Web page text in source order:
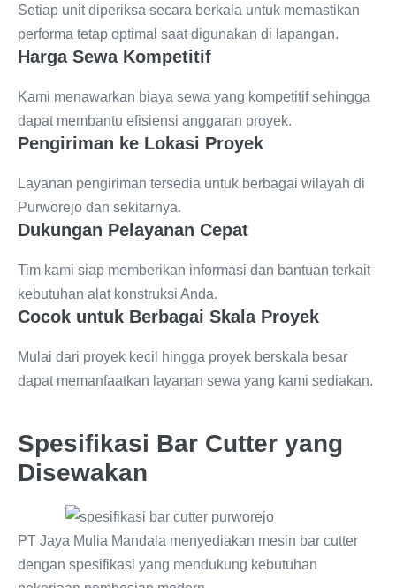
Setiap unit diperiksa secara berkala untuk memastikan
performa tetap optimal saat digunakan di lapangan.
Harga Sewa Kompetitif
Kami menawarkan biaya sewa yang kompetitif sehingga
dapat membantu efisiensi anggaran proyek.
Pengiriman ke Lokasi Proyek
Layanan pengiriman tersedia untuk berbagai wilayah di
Purworejo dan sekitarnya.
Dukungan Pelayanan Cepat
Tim kami siap memberikan informasi dan bantuan terkait
kebutuhan alat konstruksi Anda.
Cocok untuk Berbagai Skala Proyek
Mulai dari proyek kecil hingga proyek berskala besar
dapat memanfaatkan layanan sewa yang kami sediakan.
Spesifikasi Bar Cutter yang
Disewakan
PT Jaya Mulia Mandala menyediakan mesin bar cutter
dengan spesifikasi yang mendukung kebutuhan